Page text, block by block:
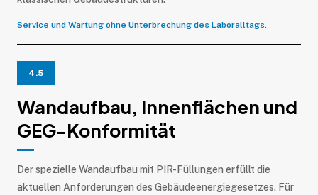
Service und Wartung ohne Unterbrechung des Laboralltags.
4.5
Wandaufbau, Innenflächen und
GEG-Konformität
Der spezielle Wandaufbau mit PIR-Füllungen erfüllt die
aktuellen Anforderungen des Gebäudeenergiegesetzes. Für